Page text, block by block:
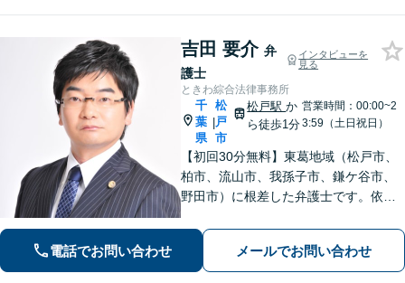
吉田 要介 弁
護士
インタビューを
見る
ときわ綜合法律事務所
千
葉
県
|
松
戸
市
松戸駅か
ら徒歩1分
営業時間：00:00~2
3:59（土日祝日）
【初回30分無料】東葛地域（松戸市、
柏市、流山市、我孫子市、鎌ケ谷市、
野田市）に根差した弁護士です。依頼
の解決に当たります。離婚・交通事
故・債務整理をはじめとする諸問題に
お困りの際はまずはご相談下さい。
電話でお問い合わせ メールでお問い合わせ